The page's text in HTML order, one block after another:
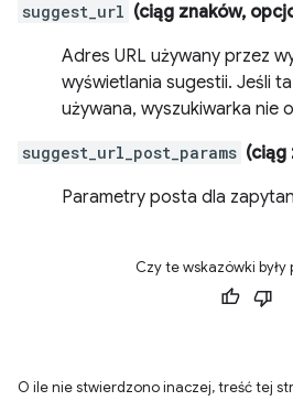
suggest_url (ciąg znaków,
Adres URL używany przez
wyświetlania sugestii. Jeśli
używana, wyszukiwarka nie
suggest_url_post_params (ciąg
Parametry posta dla
Czy te wskazówki były
O ile nie stwierdzono inaczej, treść tej